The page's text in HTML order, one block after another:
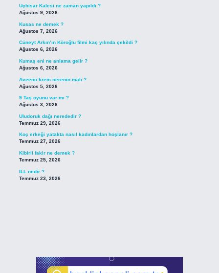
Uçhisar Kalesi ne zaman yapıldı ?
Ağustos 9, 2026
Kusas ne demek ?
Ağustos 7, 2026
Cüneyt Arkın’ın Köroğlu filmi kaç yılında çekildi ?
Ağustos 6, 2026
Kumaş eni ne anlama gelir ?
Ağustos 6, 2026
Aveeno krem nerenin malı ?
Ağustos 5, 2026
9 Taş oyunu var mı ?
Ağustos 3, 2026
Uludoruk dağı nerededir ?
Temmuz 29, 2026
Koç erkeği yatakta nasıl kadınlardan hoşlanır ?
Temmuz 27, 2026
Kibirli fakir ne demek ?
Temmuz 25, 2026
ILL nedir ?
Temmuz 23, 2026